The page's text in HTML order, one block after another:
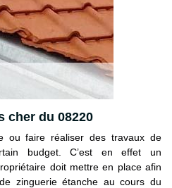
cher du 08220
ou faire réaliser des travaux de
budget. C’est en effet un
doit mettre en place afin
zinguerie étanche au cours du